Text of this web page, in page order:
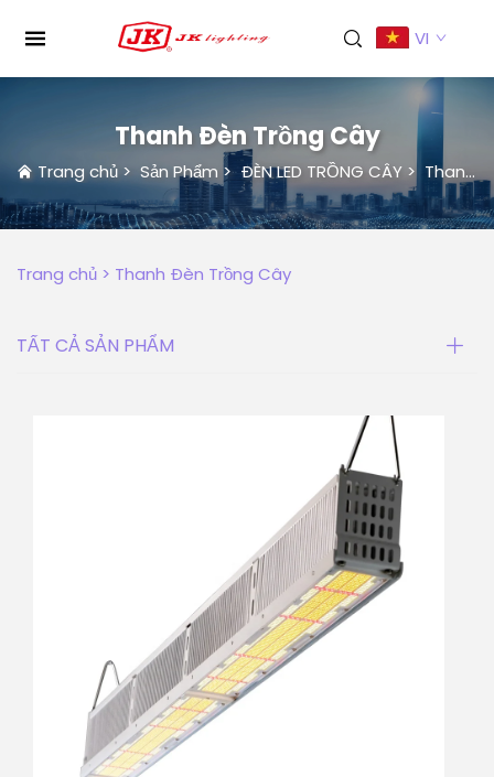
VI
Thanh Đèn Trồng Cây
Trang chủ>Sản Phẩm > ĐÈN LED TRỒNG CÂY > Thanh Đèn Trồng Cây
Trang chủ > Thanh Đèn Trồng Cây
TẤT CẢ SẢN PHẨM